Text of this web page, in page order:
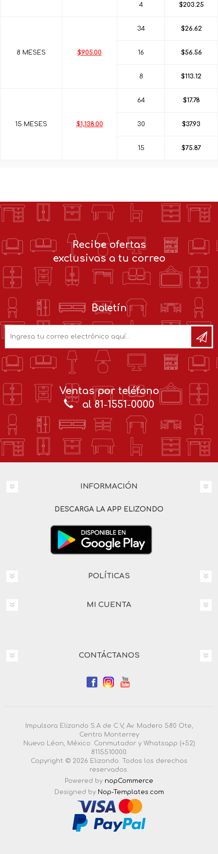
4 $203.25
8 MESES $905.00
34 $26.62
16 $56.56
8 $113.12
15 MESES $1,138.00
64 $17.78
30 $37.93
15 $75.87
Recibe ofertas
exclusivas a tu correo
Boletín
Ventas por teléfono
al 81-1551-0000
INFORMACIÓN
DESCARGA LA APP ELIZONDO
POLÍTICAS
MI CUENTA
CONTÁCTANOS
Impulsora Elizondo S.A de C.V, Av. Madero 580 Ote,
Centro Monterrey
Nuevo Léon, México. Conmutador y Whatsapp (+52)
8115510000.
Copyright © 2026 Elizondo. Todos los derechos
reservados.
Powered by nopCommerce
Designed by Nop-Templates.com